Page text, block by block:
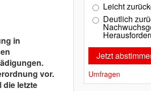
in
vor.
letzte
Leicht
Deutlich
Umfragen